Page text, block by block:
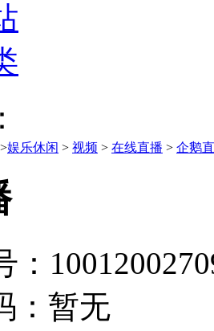
>娱乐休闲 > 视频 > 在线直播 > 企鹅
：
暂无